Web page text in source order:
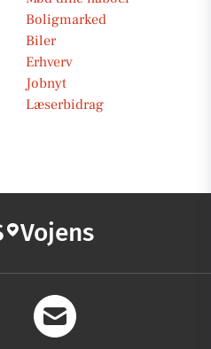
Boligmarked
Biler
Erhverv
Jobnyt
Læserbidrag
Vojens